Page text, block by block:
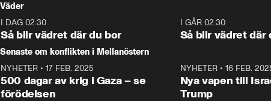
tonårsutvisningarna och hur
Moderaterna ska locka
väljare till valet i höst.
Väder
I DAG 02:30
Så blir vädret där du bor
I GÅR 02:30
Så blir vädret där
Senaste om konflikten i Mellanöstern
NYHETER • 17 FEB. 2025
500 dagar av krig i Gaza – se
förödelsen
NYHETER• 16 FEB.
Nya vapen till
Trump